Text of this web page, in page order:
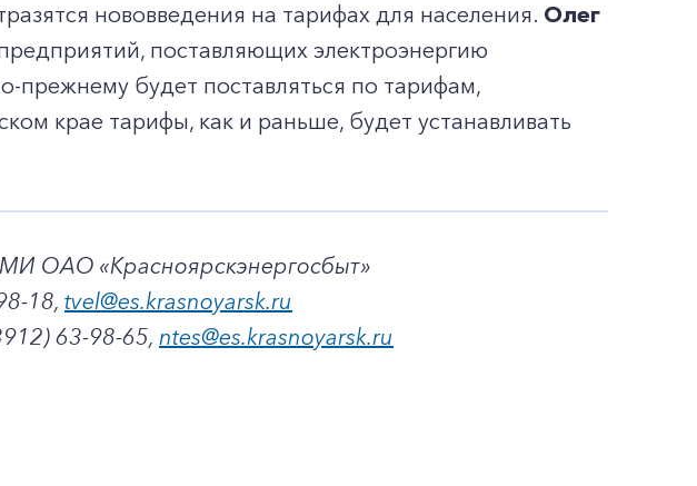
нововведения на тарифах для населения. Олег
поставляющих электроэнергию
прежнему будет поставляться по тарифам,
крае тарифы, как и раньше, будет устанавливать
ОАО «Красноярскэнергосбыт»
18, tvel@es.krasnoyarsk.ru
63-98-65, ntes@es.krasnoyarsk.ru